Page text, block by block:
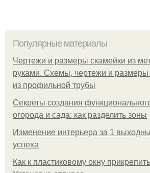
Популярные материалы
Чертежи и размеры скамейки из
руками. Схемы, чертежи и размеры
из профильной трубы
Секреты создания
огорода и сада: как разделить зоны
Изменение интерьера за 1
успеха
Как к пластиковому окну